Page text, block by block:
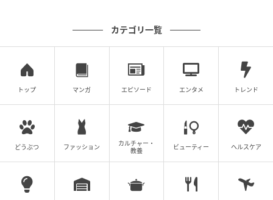
カテゴリ一覧
トップ マンガ エピソード エンタメ トレンド
どうぶつ ファッション
カルチャー・
教養
ビューティー ヘルスケア